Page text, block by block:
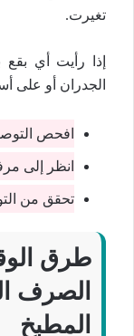
تغيرت.
إذا رأيت أي
الجدران أو على
افحص
انظر إلى
تحقق من
طرق
الصرف
المطبخ